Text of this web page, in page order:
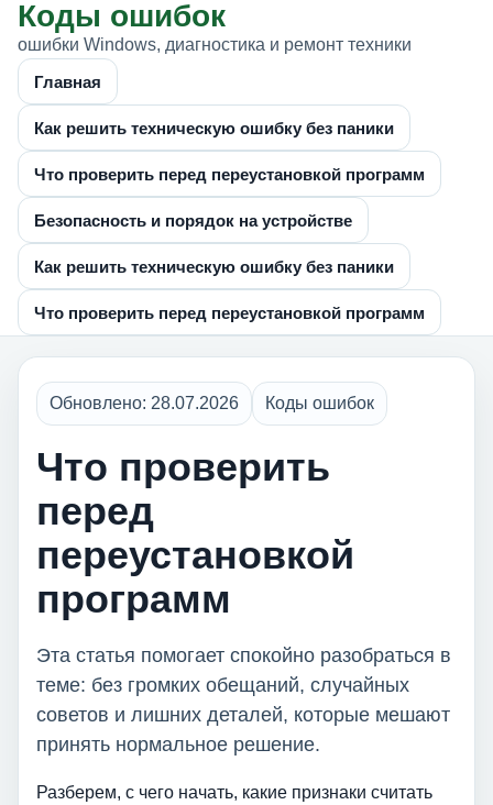
Коды ошибок
ошибки Windows, диагностика и ремонт техники
Главная
Как решить техническую ошибку без паники
Что проверить перед переустановкой программ
Безопасность и порядок на устройстве
Как решить техническую ошибку без паники
Что проверить перед переустановкой программ
Обновлено: 28.07.2026 Коды ошибок
Что проверить
перед
переустановкой
программ
Эта статья помогает спокойно разобраться в
теме: без громких обещаний, случайных
советов и лишних деталей, которые мешают
принять нормальное решение.
Разберем, с чего начать, какие признаки считать